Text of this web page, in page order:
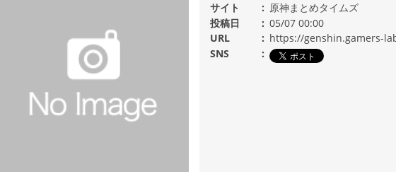
サイト
原神まとめタイムズ
投稿日
05/07 00:00
URL
https://genshin.gamers-
SNS